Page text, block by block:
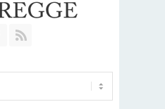
Join our Facebook Group